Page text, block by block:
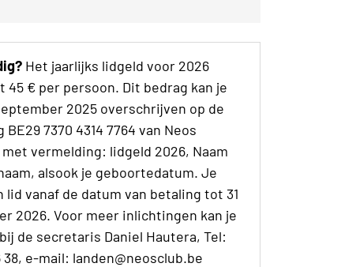
Het jaarlijks lidgeld voor 2026
45 € per persoon. Dit bedrag kan je
2025 overschrijven op de
7370 4314 7764 van Neos
vermelding: lidgeld 2026, Naam
alsook je geboortedatum. Je
lid vanaf de datum van betaling tot 31
2026. Voor meer inlichtingen kan je
de secretaris Daniel Hautera, Tel:
38, e-mail: landen@neosclub.be